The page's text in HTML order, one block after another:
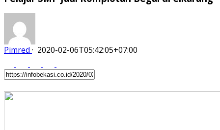
Pimred · 2020-02-06T05:42:05+07:00